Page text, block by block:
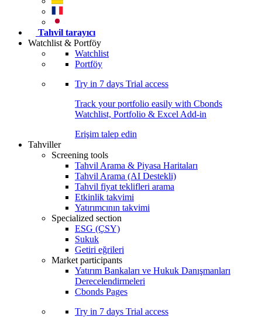
Tahvil tarayıcı
Watchlist & Portföy
Watchlist
Portföy
Try in 7 days Trial access
Track your portfolio easily with Cbonds
Watchlist, Portfolio & Excel Add-in
Erişim talep edin
Tahviller
Screening tools
Tahvil Arama & Piyasa Haritaları
Tahvil Arama (AI Destekli)
Tahvil fiyat teklifleri arama
Etkinlik takvimi
Yatırımcının takvimi
Specialized section
ESG (ÇSY)
Sukuk
Getiri eğrileri
Market participants
Yatırım Bankaları ve Hukuk Danışmanları
Derecelendirmeleri
Cbonds Pages
Try in 7 days Trial access